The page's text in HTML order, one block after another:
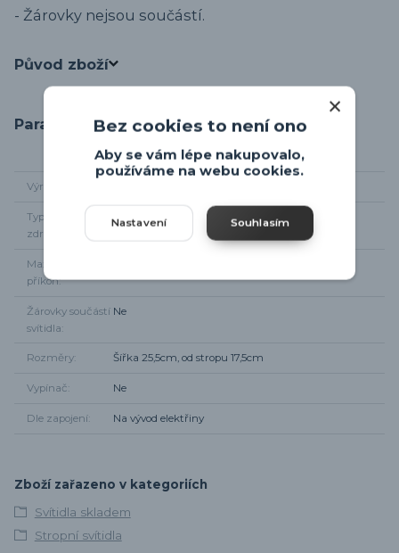
- Žárovky nejsou součástí.
Původ zboží
Parametry
Výrobce
Typ světelného
zdroje
2 x E14
Maximální
příkon
Žárovky součástí
svítidla
Ne
Rozměry Šířka 25,5cm, od stropu 17,5cm
Vypínač Ne
Dle zapojení Na vývod elektřiny
Zboží zařazeno v kategoriích
Svítidla skladem
Stropní svítidla
Bez cookies to není ono
Aby se vám lépe nakupovalo,
používáme na webu cookies.
Nastavení Souhlasím